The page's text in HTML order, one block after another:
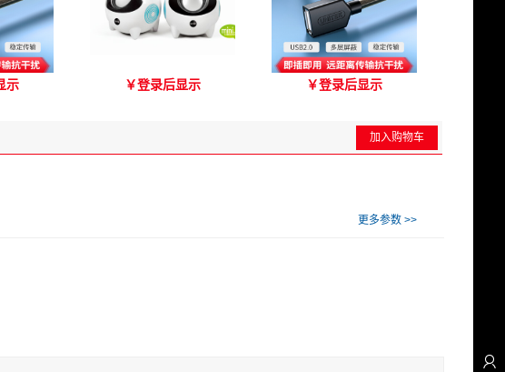
国标
示 爱琴海A2000音箱
￥登录后显示
优越者Y-C417A 国标无氧
￥登录后显示
加入购物车
更多参数 >>
